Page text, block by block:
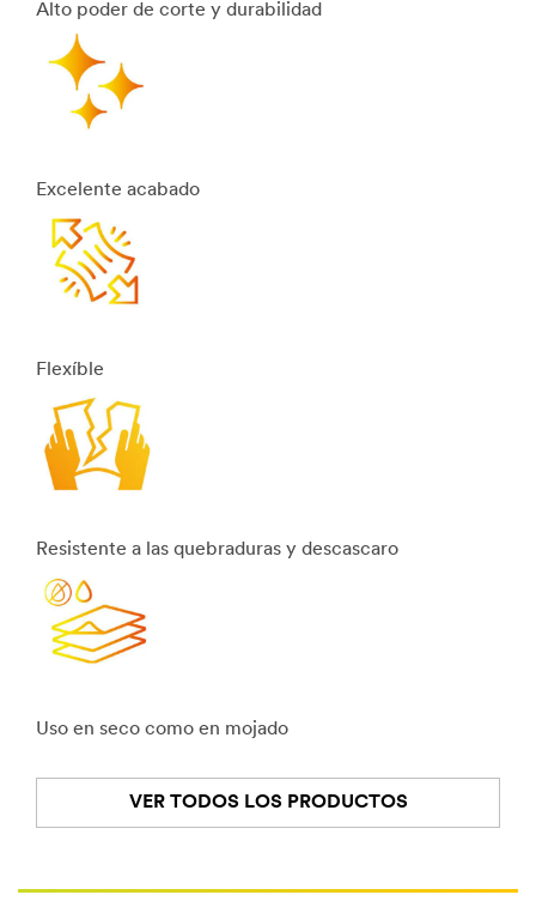
Alto poder de corte y durabilidad
Excelente acabado
Flexíble
Resistente a las quebraduras y descascaro
Uso en seco como en mojado
VER TODOS LOS PRODUCTOS